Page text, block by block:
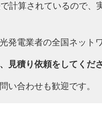
計算されているので、
発電業者の全国ネット
見積り依頼をしてくださ
い合わせも歓迎です。